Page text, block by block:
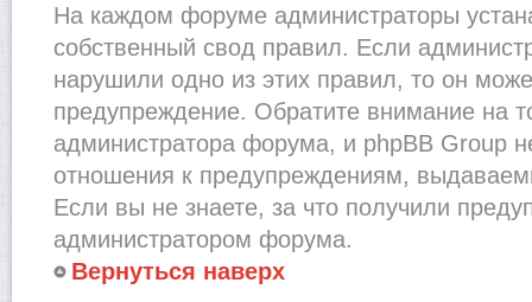
На каждом форуме администраторы
собственный свод правил. Если
нарушили одно из этих правил, то он
предупреждение. Обратите внимание на
администратора форума, и phpBB Group
отношения к предупреждениям,
Если вы не знаете, за что получили
администратором форума.
Вернуться наверх